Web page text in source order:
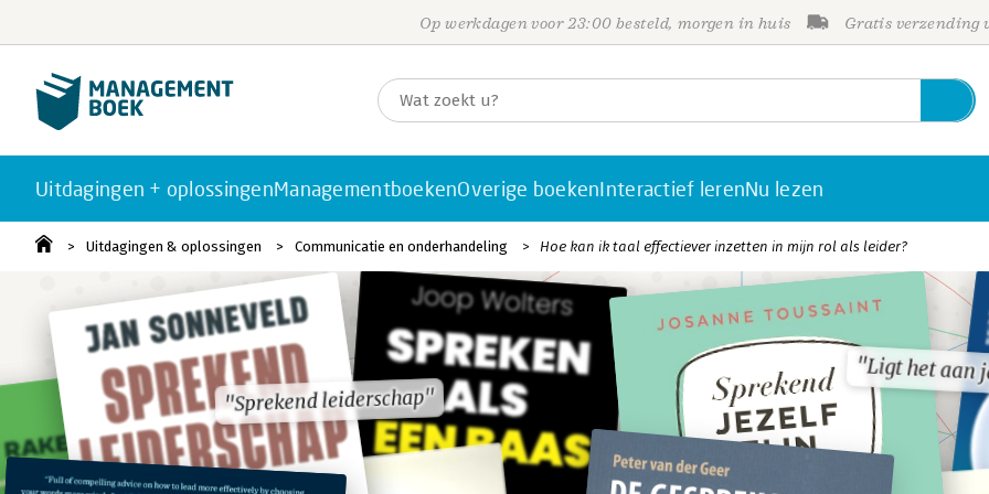
Op werkdagen voor 23:00 besteld, morgen in huis Gratis verzending
Uitdagingen + oplossingenManagementboekenOverige boekenInteractief lerenNu lezen
Uitdagingen & oplossingen Communicatie en onderhandeling Hoe kan ik taal effectiever inzetten in mijn rol als leider?
"Sprekend leiderschap"
"Ligt het aan
"Sprekend leiderschap"
"Ligt het aan